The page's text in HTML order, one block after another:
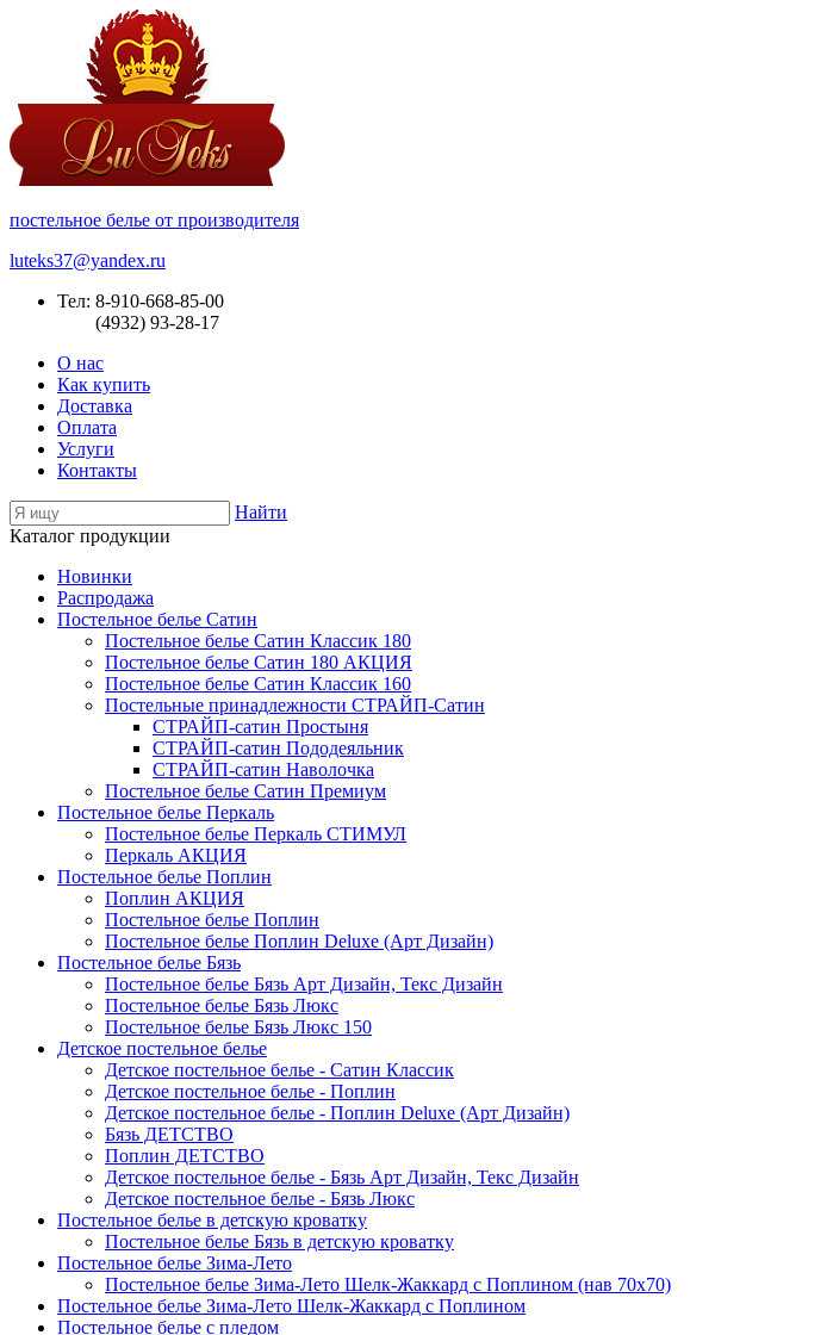
постельное белье от производителя
luteks37@yandex.ru
Тел: 8-910-668-85-00
(4932) 93-28-17
О нас
Как купить
Доставка
Оплата
Услуги
Контакты
Найти
Каталог продукции
Новинки
Распродажа
Постельное белье Сатин
Постельное белье Сатин Классик 180
Постельное белье Сатин 180 АКЦИЯ
Постельное белье Сатин Классик 160
Постельные принадлежности СТРАЙП-Сатин
СТРАЙП-сатин Простыня
СТРАЙП-сатин Пододеяльник
СТРАЙП-сатин Наволочка
Постельное белье Сатин Премиум
Постельное белье Перкаль
Постельное белье Перкаль СТИМУЛ
Перкаль АКЦИЯ
Постельное белье Поплин
Поплин АКЦИЯ
Постельное белье Поплин
Постельное белье Поплин Deluxe (Арт Дизайн)
Постельное белье Бязь
Постельное белье Бязь Арт Дизайн, Текс Дизайн
Постельное белье Бязь Люкс
Постельное белье Бязь Люкс 150
Детское постельное белье
Детское постельное белье - Сатин Классик
Детское постельное белье - Поплин
Детское постельное белье - Поплин Deluxe (Арт Дизайн)
Бязь ДЕТСТВО
Поплин ДЕТСТВО
Детское постельное белье - Бязь Арт Дизайн, Текс Дизайн
Детское постельное белье - Бязь Люкс
Постельное белье в детскую кроватку
Постельное белье Бязь в детскую кроватку
Постельное белье Зима-Лето
Постельное белье Зима-Лето Шелк-Жаккард с Поплином (нав 70х70)
Постельное белье Зима-Лето Шелк-Жаккард с Поплином
Постельное белье с пледом